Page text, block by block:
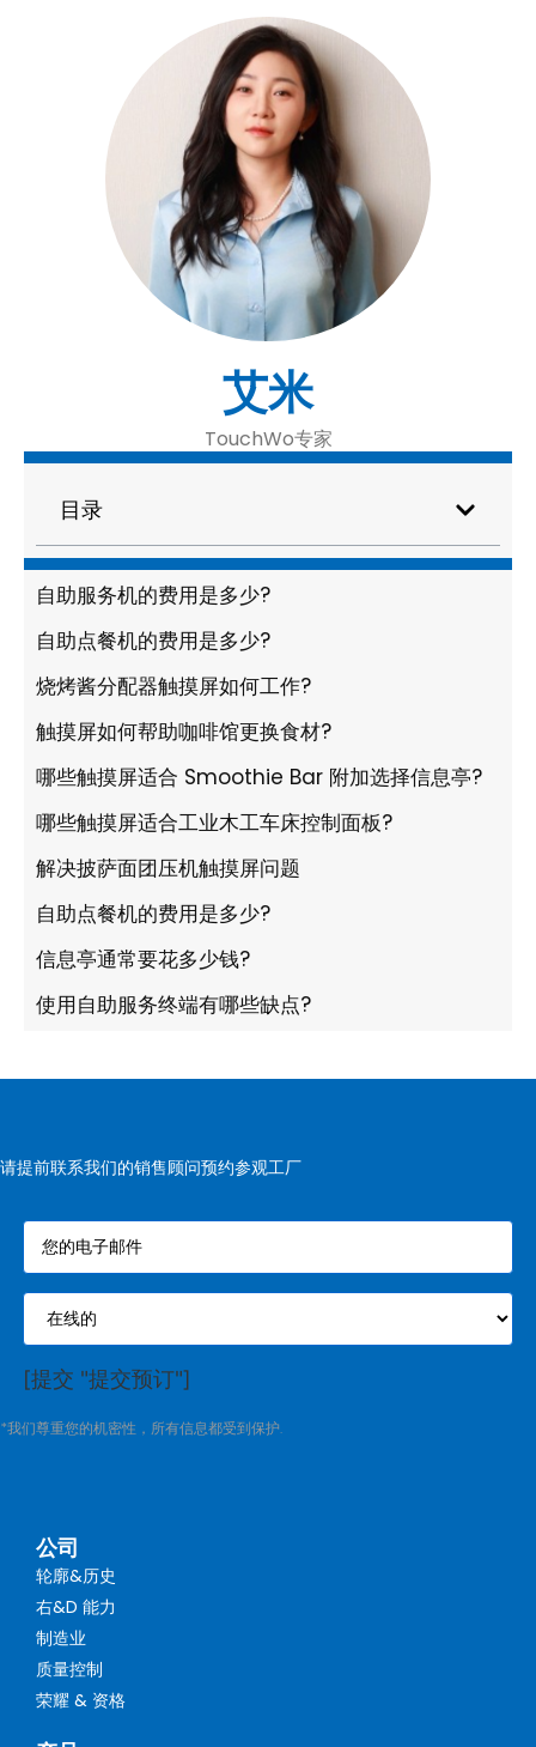
艾米
TouchWo专家
目录
自助服务机的费用是多少?
自助点餐机的费用是多少?
烧烤酱分配器触摸屏如何工作?
触摸屏如何帮助咖啡馆更换食材?
哪些触摸屏适合 Smoothie Bar 附加选择信息亭?
哪些触摸屏适合工业木工车床控制面板?
解决披萨面团压机触摸屏问题
自助点餐机的费用是多少?
信息亭通常要花多少钱?
使用自助服务终端有哪些缺点?
请提前联系我们的销售顾问预约参观工厂
[提交 "提交预订"]
*我们尊重您的机密性，所有信息都受到保护.
公司
轮廓&历史
右&D 能力
制造业
质量控制
荣耀 & 资格